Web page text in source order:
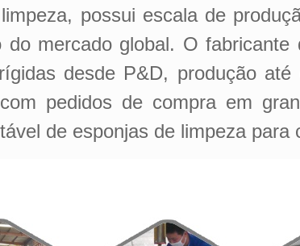
possui escala de
mercado global. O
desde P&D, produção
pedidos de compra em
de esponjas de limpeza para